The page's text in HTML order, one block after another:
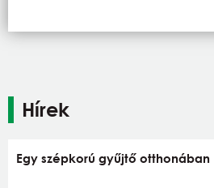
Hírek
Egy szépkorú gyűjtő otthonában